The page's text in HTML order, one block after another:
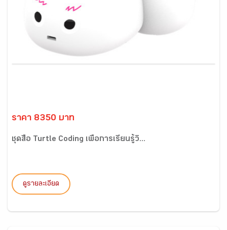
ราคา 8350 บาท
ชุดสื่อ Turtle Coding เพื่อการเรียนรู้วิ...
ดูรายละเอียด